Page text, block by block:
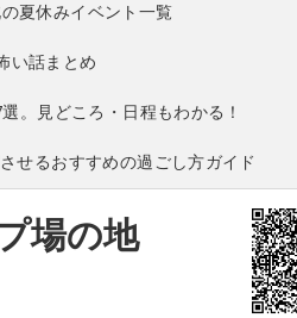
夏休みイベント一覧
い話まとめ
。見どころ・日程もわかる！
せるおすすめの過ごし方ガイド
場の地